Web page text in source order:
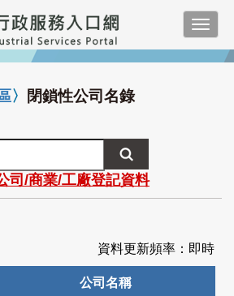
〉 閉鎖性公司名錄
司/商業/工廠登記資料
資料更新頻率：即時
公司名稱